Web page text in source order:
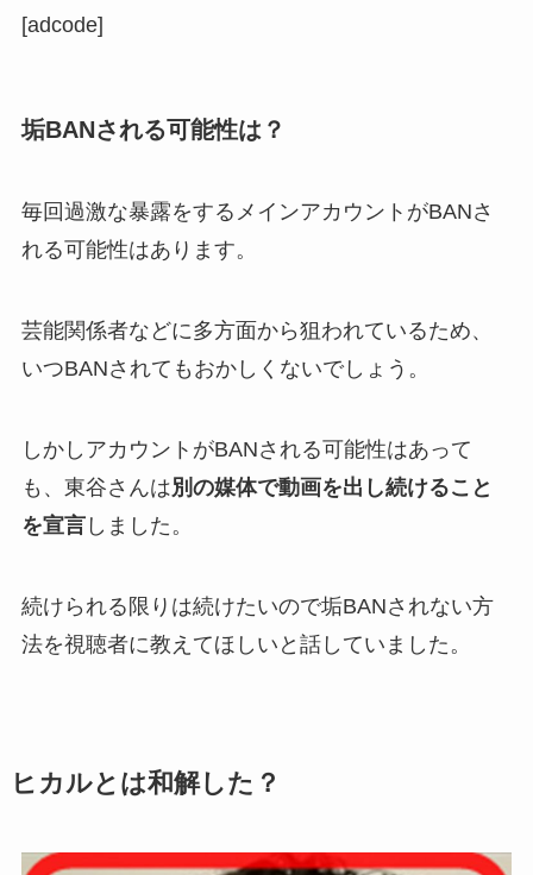
[adcode]
垢BANされる可能性は？
毎回過激な暴露をするメインアカウントがBANさ
れる可能性はあります。
芸能関係者などに多方面から狙われているため、
いつBANされてもおかしくないでしょう。
しかしアカウントがBANされる可能性はあって
も、東谷さんは別の媒体で動画を出し続けること
を宣言しました。
続けられる限りは続けたいので垢BANされない方
法を視聴者に教えてほしいと話していました。
ヒカルとは和解した？